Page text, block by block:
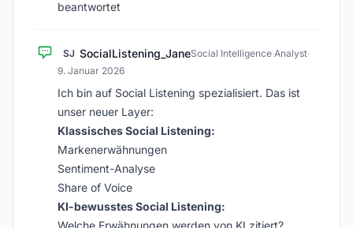
beantwortet
SJ SocialListening_JaneSocial Intelligence Analyst·
9. Januar 2026
Ich bin auf Social Listening spezialisiert. Das ist
unser neuer Layer:
Klassisches Social Listening:
Markenerwähnungen
Sentiment-Analyse
Share of Voice
KI-bewusstes Social Listening:
Welche Erwähnungen werden von KI zitiert?